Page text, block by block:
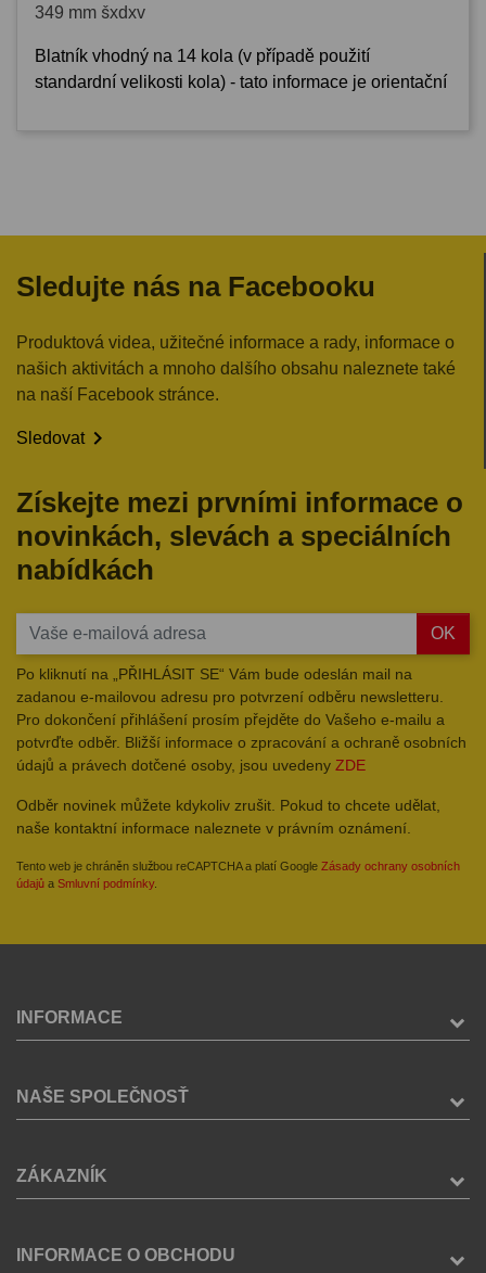
349 mm šxdxv
Blatník vhodný na 14 kola (v případě použití
standardní velikosti kola) - tato informace je orientační
Sledujte nás na Facebooku
Produktová videa, užitečné informace a rady, informace o
našich aktivitách a mnoho dalšího obsahu naleznete také
na naší Facebook stránce.
Sledovat
Získejte mezi prvními informace o
novinkách, slevách a speciálních
nabídkách
OK
Po kliknutí na „PŘIHLÁSIT SE“ Vám bude odeslán mail na
zadanou e-mailovou adresu pro potvrzení odběru newsletteru.
Pro dokončení přihlášení prosím přejděte do Vašeho e-mailu a
potvrďte odběr. Bližší informace o zpracování a ochraně osobních
údajů a právech dotčené osoby, jsou uvedeny ZDE
Odběr novinek můžete kdykoliv zrušit. Pokud to chcete udělat,
naše kontaktní informace naleznete v právním oznámení.
Tento web je chráněn službou reCAPTCHA a platí Google Zásady ochrany osobních
údajů a Smluvní podmínky.
INFORMACE
NAŠE SPOLEČNOSŤ
ZÁKAZNÍK
INFORMACE O OBCHODU